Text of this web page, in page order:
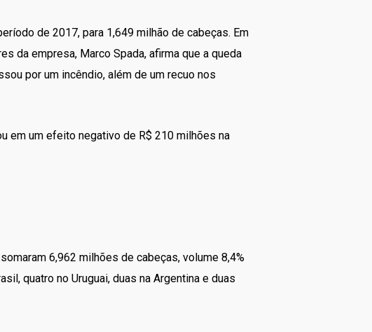
de 2017, para 1,649 milhão de cabeças. Em
da empresa, Marco Spada, afirma que a queda
por um incêndio, além de um recuo nos
em um efeito negativo de R$ 210 milhões na
6,962 milhões de cabeças, volume 8,4%
quatro no Uruguai, duas na Argentina e duas